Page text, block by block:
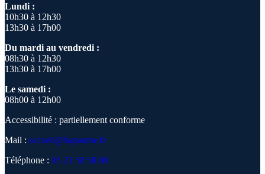
Lundi :
10h30 à 12h30
13h30 à 17h00
Du mardi au vendredi :
08h30 à 12h30
13h30 à 17h00
Le samedi :
08h00 à 12h00
Accessibilité : partiellement conforme
Mail : accueil@bapaume.fr
Téléphone : 03 21 50 58 80